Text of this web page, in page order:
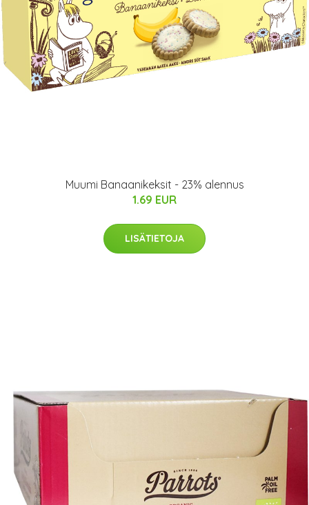
Muumi Banaanikeksit - 23% alennus
1.69 EUR
LISÄTIETOJA